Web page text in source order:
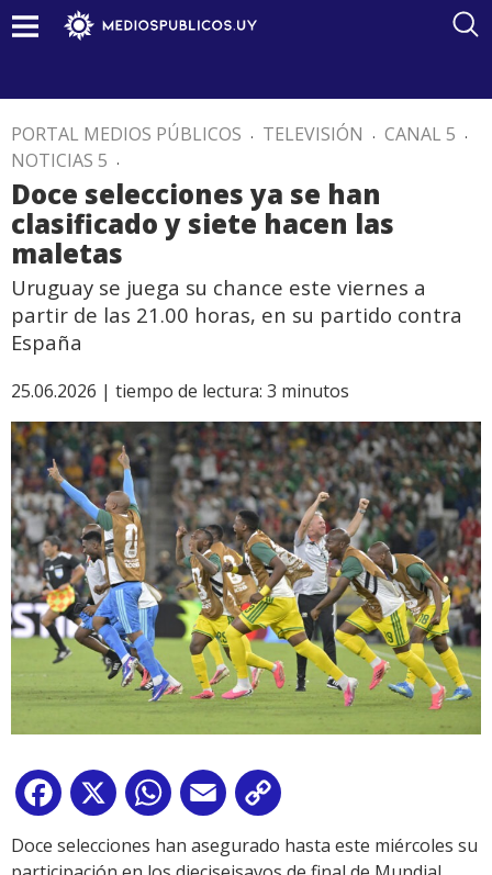
PORTAL MEDIOS PÚBLICOS . TELEVISIÓN . CANAL 5 .
NOTICIAS 5 .
Doce selecciones ya se han
clasificado y siete hacen las
maletas
Uruguay se juega su chance este viernes a
partir de las 21.00 horas, en su partido contra
España
25.06.2026 | tiempo de lectura: 3 minutos
Facebook
X WhatsApp
Email
Link
Doce selecciones han asegurado hasta este miércoles su